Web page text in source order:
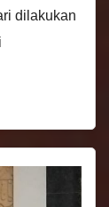
dilakukan